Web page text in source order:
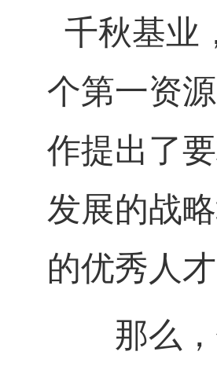
千秋基业
个第一资
作提出了
发展的战
的优秀人才
那么，